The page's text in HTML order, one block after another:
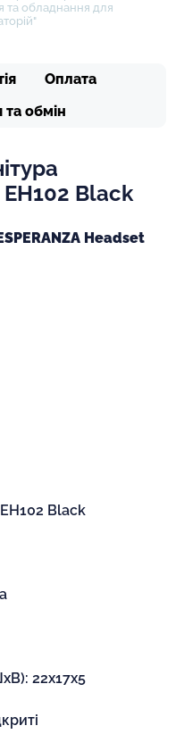
та обладнання для
Оплата
обмін
Black
Headset
Black
22x17x5